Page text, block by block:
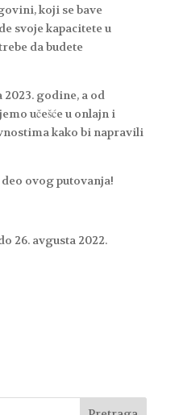
koji se bave
svoje kapacitete u
da budete
godine, a od
učešće u onlajn i
kako bi napravili
ovog putovanja!
26. avgusta 2022.